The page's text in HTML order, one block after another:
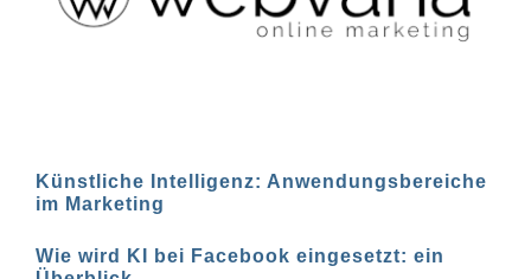
Künstliche Intelligenz: Anwendungsbereiche
im Marketing
Wie wird KI bei Facebook eingesetzt: ein